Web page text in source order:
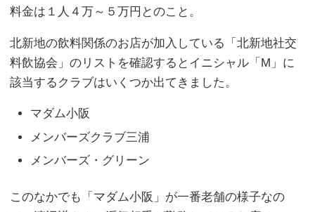
料金は１人４万～５万円とのこと。
北新地の飲料関係のお店が加入している「北新地社交
料飲協会」のリストを確認するとイニシャル「M」に
該当するクラブはいくつか出てきました。
マダム小阪
メンバーズクラブ三浦
メンバーズ・グリーン
このなかでも「マダム小阪」が一番老舗の様子なの